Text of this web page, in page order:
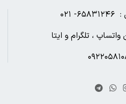
۰۲۱
واتساپ ، تلگرام و ایتا